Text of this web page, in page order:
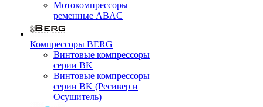
Мотокомпрессоры
ременные ABAC
Компрессоры BERG
Винтовые компрессоры
серии BK
Винтовые компрессоры
серии BK (Ресивер и
Осушитель)